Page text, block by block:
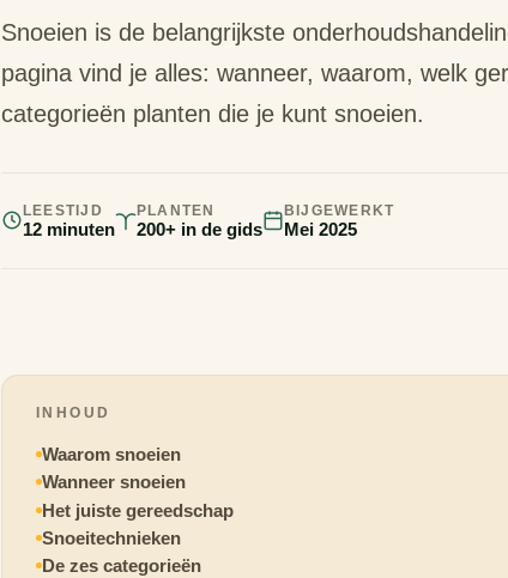
Snoeien is de belangrijkste
pagina vind je alles: wanneer, waarom, welk
categorieën planten die je kunt snoeien.
LEESTIJD
12 minuten
PLANTEN
200+ in de gids
BIJGEWERKT
Mei 2025
INHOUD
Waarom snoeien
Wanneer snoeien
Het juiste gereedschap
Snoeitechnieken
De zes categorieën